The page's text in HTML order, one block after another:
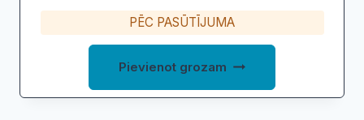
PĒC PASŪTĪJUMA
Pievienot grozam